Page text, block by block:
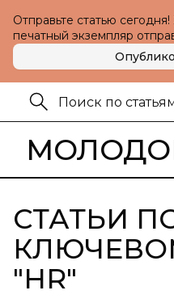
Отправьте статью
печатный экземпляр
СТАТЬИ
"HR"